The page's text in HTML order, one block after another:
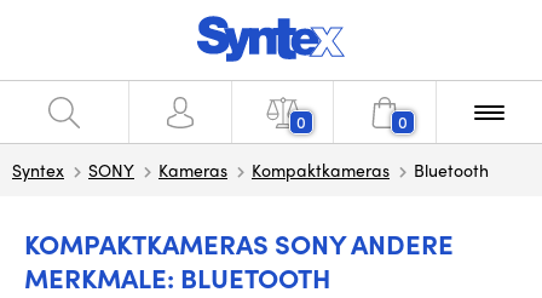
0 0
Syntex SONY Kameras Kompaktkameras Bluetooth
KOMPAKTKAMERAS SONY ANDERE
MERKMALE: BLUETOOTH